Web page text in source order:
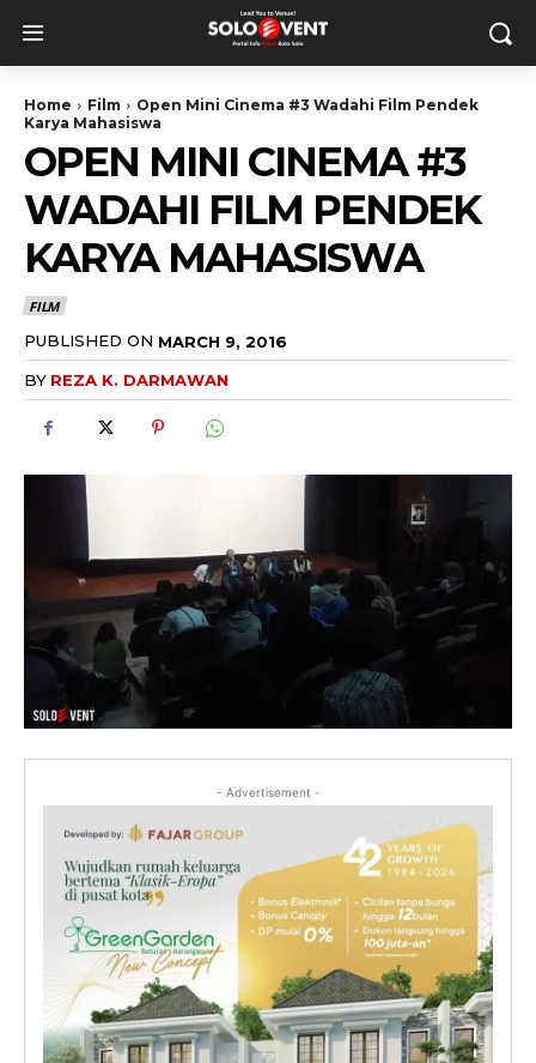
Home Film
Open Mini Cinema #3 Wadahi Film Pendek
Karya Mahasiswa
OPEN MINI CINEMA #3
WADAHI FILM PENDEK
KARYA MAHASISWA
FILM
PUBLISHED ON MARCH 9, 2016
BY REZA K. DARMAWAN
- Advertisement -